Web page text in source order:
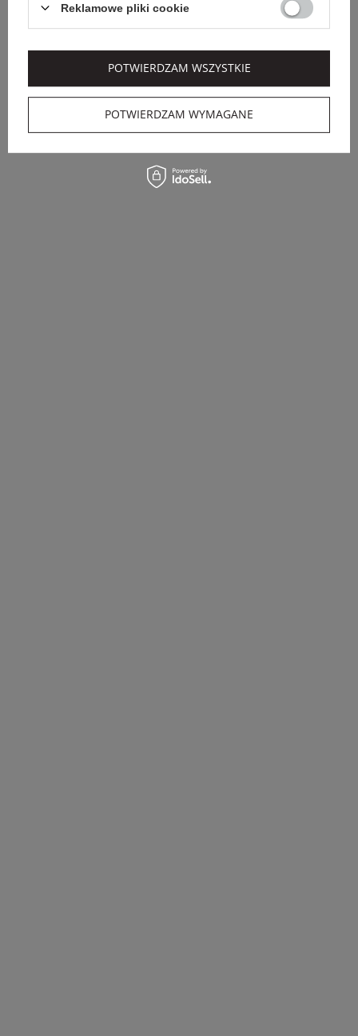
Reklamowe pliki cookie
POTWIERDZAM WYMAGANE
POTWIERDZAM WSZYSTKIE